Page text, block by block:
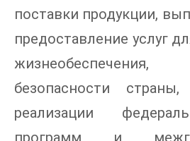
поставки продукции,
предоставление услуг
безопасности
реализации
программ и